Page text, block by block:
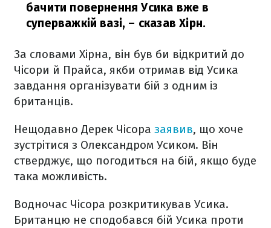
бачити повернення Усика вже в
суперважкій вазі, – сказав Хірн.
За словами Хірна, він був би відкритий до
Чісори й Прайса, якби отримав від Усика
завдання організувати бій з одним із
британців.
Нещодавно Дерек Чісора заявив, що хоче
зустрітися з Олександром Усиком. Він
стверджує, що погодиться на бій, якщо буде
така можливість.
Водночас Чісора розкритикував Усика.
Британцю не сподобався бій Усика проти